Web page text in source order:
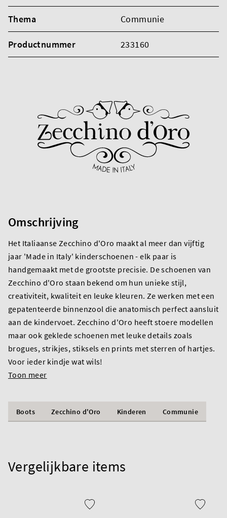
Thema Communie
Productnummer 233160
Omschrijving
Het Italiaanse Zecchino d'Oro maakt al meer dan vijftig
jaar 'Made in Italy' kinderschoenen - elk paar is
handgemaakt met de grootste precisie. De schoenen van
Zecchino d'Oro staan bekend om hun unieke stijl,
creativiteit, kwaliteit en leuke kleuren. Ze werken met een
gepatenteerde binnenzool die anatomisch perfect aansluit
aan de kindervoet. Zecchino d'Oro heeft stoere modellen
maar ook geklede schoenen met leuke details zoals
brogues, strikjes, stiksels en prints met sterren of hartjes.
Voor ieder kindje wat wils!
Toon meer
Boots Zecchino d'Oro Kinderen Communie
Vergelijkbare items